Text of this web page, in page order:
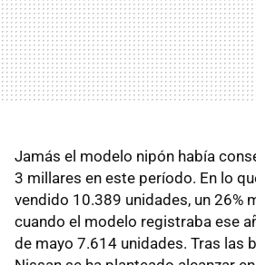
Jamás el modelo nipón había
3 millares en este período. En lo
vendido 10.389 unidades, un 26%
cuando el modelo registraba ese
de mayo 7.614 unidades. Tras las